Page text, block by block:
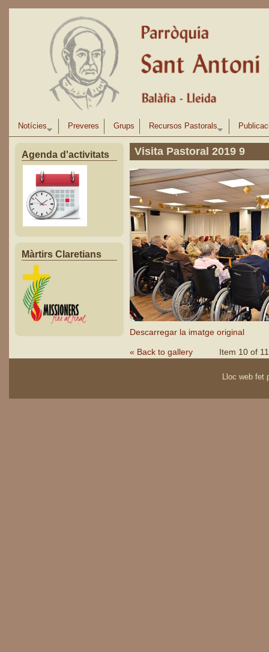
Notícies Preveres Grups Recursos Pastorals
Agenda d'activitats
Màrtirs Claretians
Visita Pastoral 2019 9
Descarregar la imatge original
« Back to gallery Item 10 of 11
Lloc web fet